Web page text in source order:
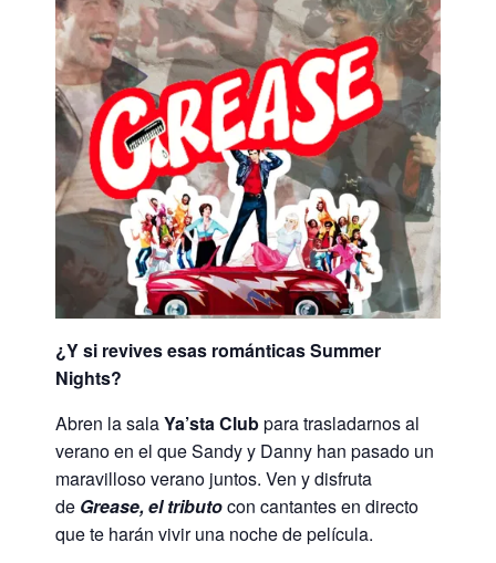
¿Y si revives esas románticas Summer
Nights?
Abren la salaYa’sta Clubpara trasladarnos al
verano en el que Sandy y Danny han pasado un
maravilloso verano juntos. Ven y disfruta
de Grease, el tributocon cantantes en directo
que te harán vivir una noche de película.